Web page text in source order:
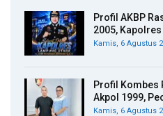
Profil AKBP
2005,
Kamis, 6 Agustus
Profil Kombes
Akpol 1999,
Kamis, 6 Agustus